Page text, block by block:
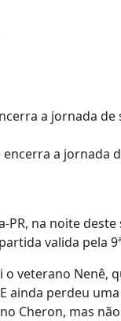
a jornada
na noite
valida pela
veterano Nenê,
ainda perdeu
Cheron, mas